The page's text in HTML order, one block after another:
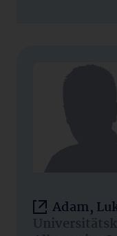
Adam,